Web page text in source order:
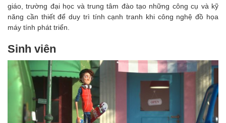
giáo, trường đại học và trung tâm đào tạo những công cụ và kỹ
năng cần thiết để duy trì tính cạnh tranh khi công nghệ đồ họa
máy tính phát triển.
Sinh viên